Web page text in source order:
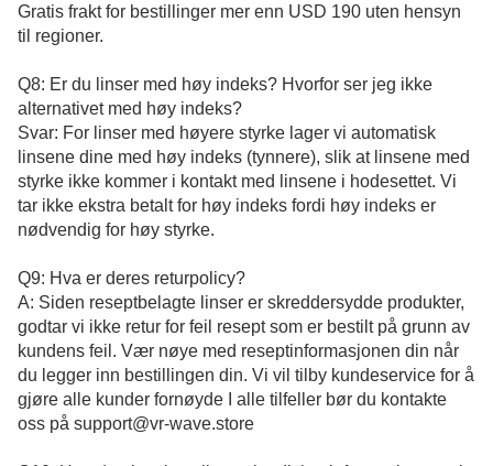
Gratis frakt for bestillinger mer enn USD 190 uten hensyn
til regioner.
Q8: Er du linser med høy indeks? Hvorfor ser jeg ikke
alternativet med høy indeks?
Svar: For linser med høyere styrke lager vi automatisk
linsene dine med høy indeks (tynnere), slik at linsene med
styrke ikke kommer i kontakt med linsene i hodesettet. Vi
tar ikke ekstra betalt for høy indeks fordi høy indeks er
nødvendig for høy styrke.
Q9: Hva er deres returpolicy?
A: Siden reseptbelagte linser er skreddersydde produkter,
godtar vi ikke retur for feil resept som er bestilt på grunn av
kundens feil. Vær nøye med reseptinformasjonen din når
du legger inn bestillingen din. Vi vil tilby kundeservice for å
gjøre alle kunder fornøyde I alle tilfeller bør du kontakte
oss på support@vr-wave.store